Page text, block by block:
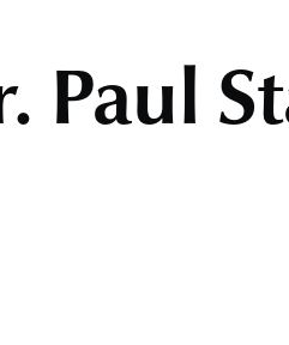
Paul